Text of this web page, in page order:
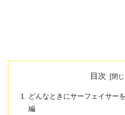
目次
どんなときにサーフェイサー
編